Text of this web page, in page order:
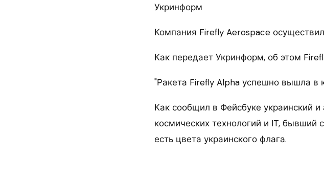
Укринформ
Компания Firefly Aerospace
Как передает Укринформ, об этом
"Ракета Firefly Alpha успешно вышла в
Как сообщил в Фейсбуке украинский
космических технологий и IT,
есть цвета украинского флага.